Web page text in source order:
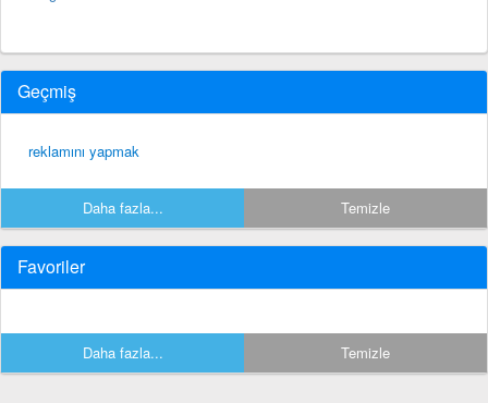
Geçmiş
reklamını yapmak
Daha fazla... Temizle
Favoriler
Daha fazla... Temizle